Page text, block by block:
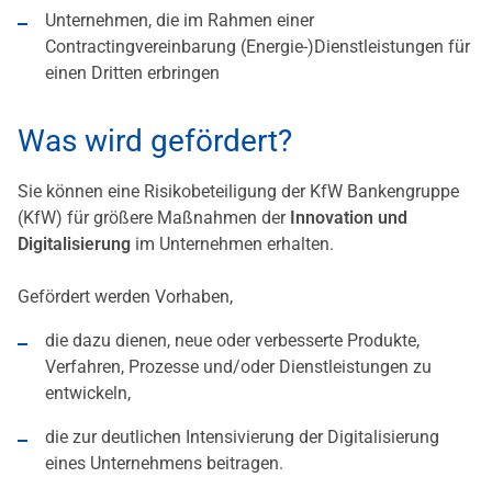
Unternehmen, die im Rahmen einer
Contractingvereinbarung (Energie-)Dienstleistungen für
einen Dritten erbringen
Was wird gefördert?
Sie können eine Risikobeteiligung der KfW Bankengruppe
(KfW) für größere Maßnahmen der Innovation und
Digitalisierung im Unternehmen erhalten.
Gefördert werden Vorhaben,
die dazu dienen, neue oder verbesserte Produkte,
Verfahren, Prozesse und/oder Dienstleistungen zu
entwickeln,
die zur deutlichen Intensivierung der Digitalisierung
eines Unternehmens beitragen.